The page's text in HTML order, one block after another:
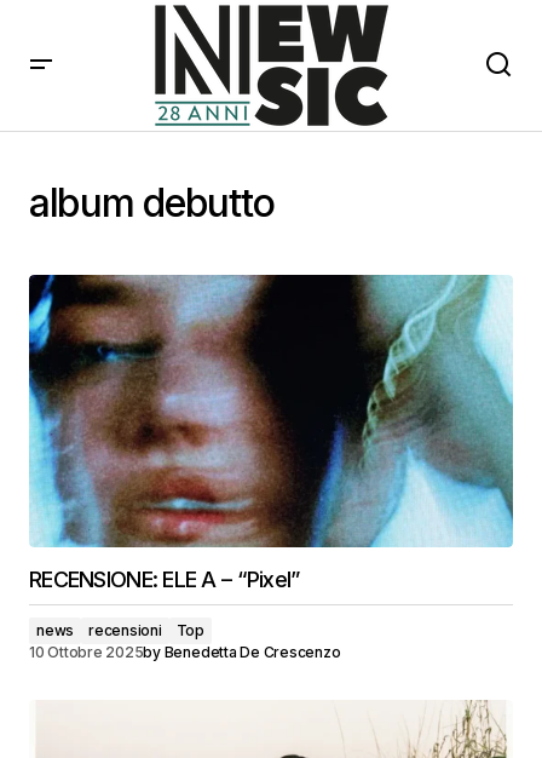
album debutto
RECENSIONE: ELE A – “Pixel”
news recensioni
Top
10 Ottobre 2025by Benedetta De Crescenzo